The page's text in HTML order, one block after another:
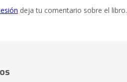
deja tu comentario sobre el libro.